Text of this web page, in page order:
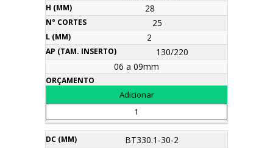
28
25
2
130/220
06 a 09mm
BT330.1-30-2